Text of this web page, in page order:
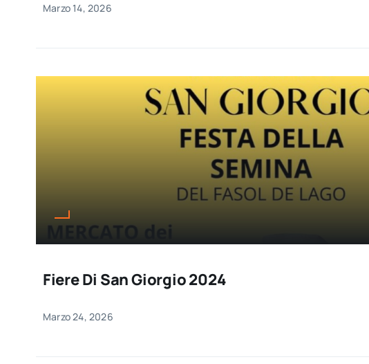
Marzo 14, 2026
Fiere Di San Giorgio 2024
Marzo 24, 2026